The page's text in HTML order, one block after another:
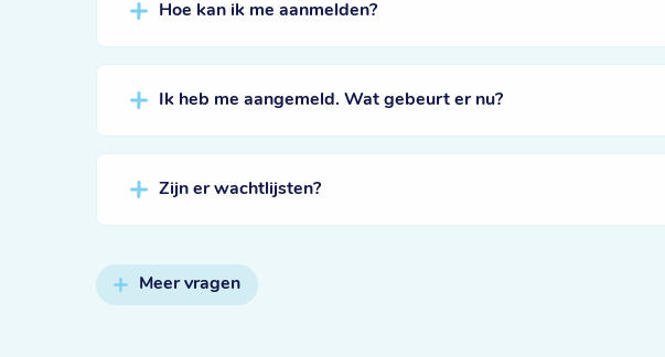
Hoe kan ik me aanmelden?
Ik heb me aangemeld. Wat gebeurt er nu?
Zijn er wachtlijsten?
Meer vragen